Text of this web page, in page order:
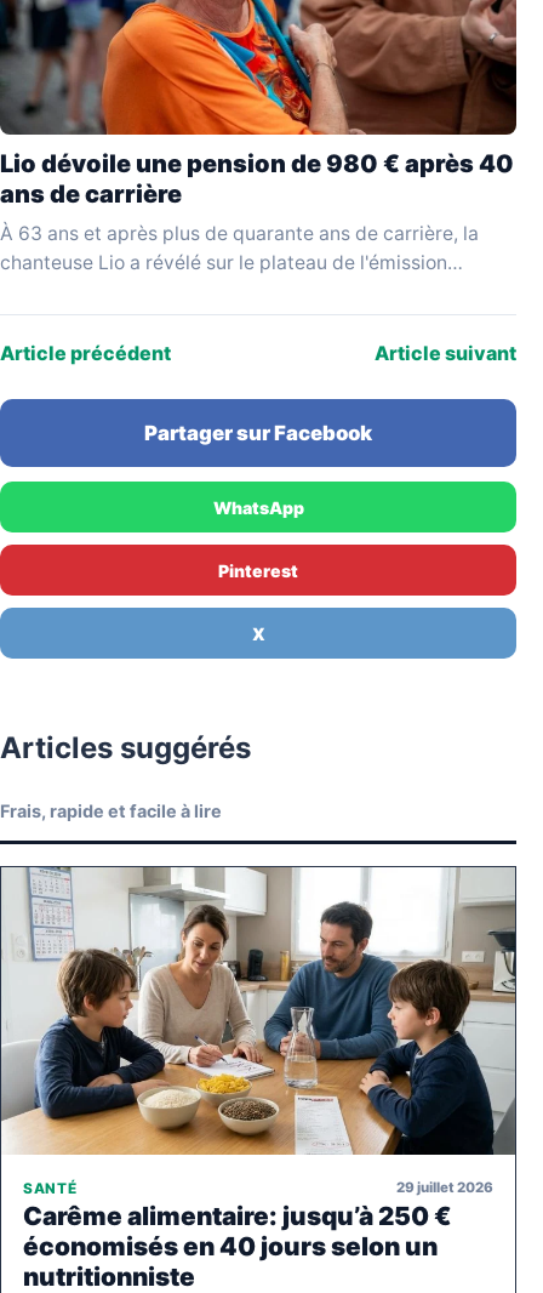
Lio dévoile une pension de 980 € après 40
ans de carrière
À 63 ans et après plus de quarante ans de carrière, la
chanteuse Lio a révélé sur le plateau de l'émission
Article précédent Article suivant
Partager sur Facebook
WhatsApp
Pinterest
X
Articles suggérés
Frais, rapide et facile à lire
SANTÉ 29 juillet 2026
Carême alimentaire: jusqu’à 250 €
économisés en 40 jours selon un
nutritionniste